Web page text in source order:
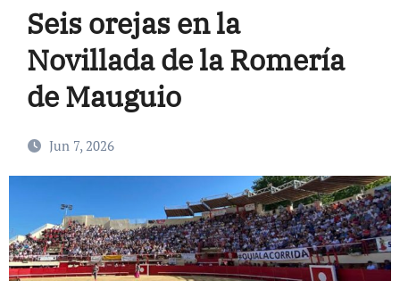
Seis orejas en la
Novillada de la Romería
de Mauguio
Jun 7, 2026